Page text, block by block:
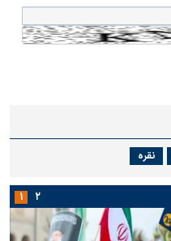
نقره
۱ ۲